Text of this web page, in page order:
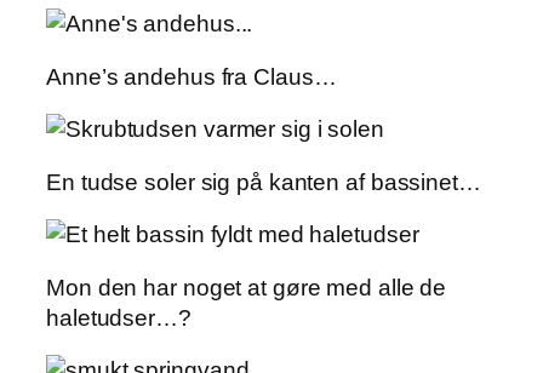
Anne’s andehus fra Claus…
En tudse soler sig på kanten af bassinet…
Mon den har noget at gøre med alle de
haletudser…?